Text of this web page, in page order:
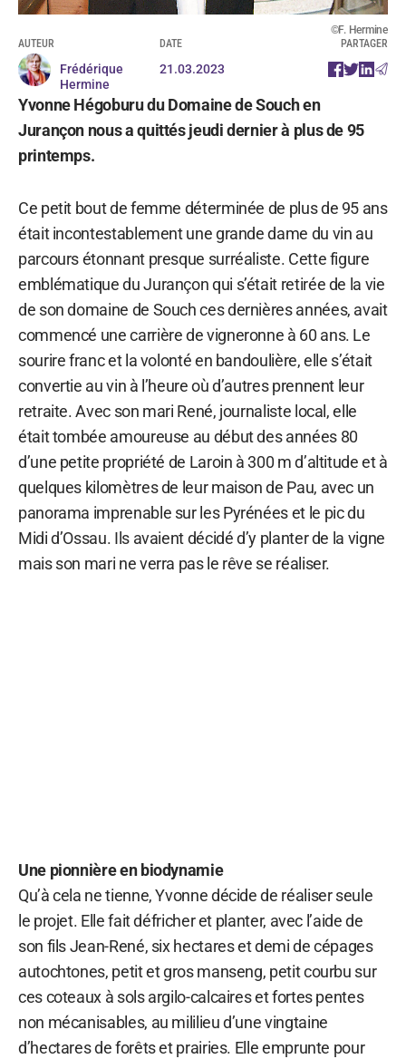
©F. Hermine
AUTEUR
Frédérique
Hermine
DATE
21.03.2023
PARTAGER
Yvonne Hégoburu du Domaine de Souch en
Jurançon nous a quittés jeudi dernier à plus de 95
printemps.
Ce petit bout de femme déterminée de plus de 95 ans
était incontestablement une grande dame du vin au
parcours étonnant presque surréaliste. Cette figure
emblématique du Jurançon qui s’était retirée de la vie
de son domaine de Souch ces dernières années, avait
commencé une carrière de vigneronne à 60 ans. Le
sourire franc et la volonté en bandoulière, elle s’était
convertie au vin à l’heure où d’autres prennent leur
retraite. Avec son mari René, journaliste local, elle
était tombée amoureuse au début des années 80
d’une petite propriété de Laroin à 300 m d’altitude et à
quelques kilomètres de leur maison de Pau, avec un
panorama imprenable sur les Pyrénées et le pic du
Midi d’Ossau. Ils avaient décidé d’y planter de la vigne
mais son mari ne verra pas le rêve se réaliser.
Une pionnière en biodynamie
Qu’à cela ne tienne, Yvonne décide de réaliser seule
le projet. Elle fait défricher et planter, avec l’aide de
son fils Jean-René, six hectares et demi de cépages
autochtones, petit et gros manseng, petit courbu sur
ces coteaux à sols argilo-calcaires et fortes pentes
non mécanisables, au mililieu d’une vingtaine
d’hectares de forêts et prairies. Elle emprunte pour